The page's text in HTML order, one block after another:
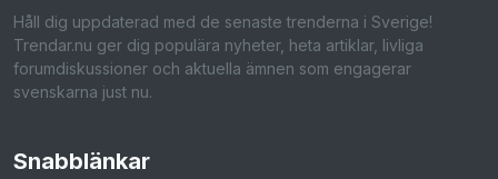
Håll dig uppdaterad med de senaste trenderna i Sverige!
Trendar.nu ger dig populära nyheter, heta artiklar, livliga
forumdiskussioner och aktuella ämnen som engagerar
svenskarna just nu.
Snabblänkar